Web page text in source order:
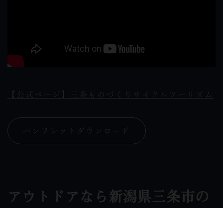
【公式ページ】三条ものづくりサイクルツーリズム
パンフレットダウンロード
アウトドアなら新潟県三条市の